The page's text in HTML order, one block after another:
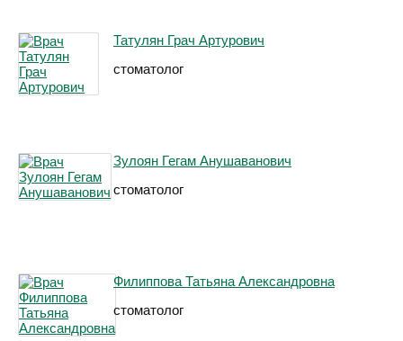
Татулян Грач Артурович
стоматолог
Зулоян Гегам Анушаванович
стоматолог
Филиппова Татьяна Александровна
стоматолог